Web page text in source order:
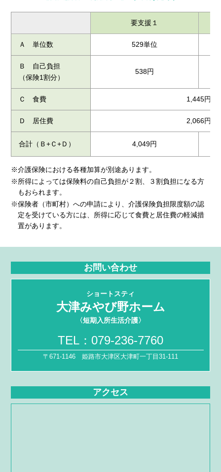
要支援１
Ａ 単位数 529単位
Ｂ 自己負担
（保険1割分）
538円
Ｃ 食費 1,445円
Ｄ 居住費 2,066円
合計（Ｂ+Ｃ+Ｄ） 4,049円
※介護保険における各種加算が別途あります。
※所得によっては保険料の自己負担が２割、３割負担になる方
もおられます。
※保険者（市町村）への申請により、介護保険負担限度額の認
定を受けている方には、所得に応じて食費と居住費の軽減措
置があります。
お問い合わせ
ショートスティ
大津みやび野ホーム
〈短期入所生活介護〉
TEL： 079-236-7760
〒671-1146 姫路市大津区大津町一丁目31-111
アクセス